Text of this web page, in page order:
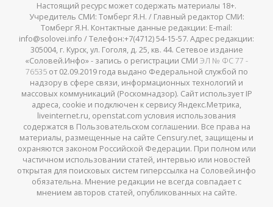
Настоящий ресурс может содержать материалы 18+.
Учредитель СМИ: Томберг Я.Н. / Главный редактор СМИ:
Томберг Я.Н. Контактные данные редакции: E-mail:
info@solovei.info / Телефон:+7(4712) 54-15-57. Адрес редакции:
305004, г. Курск, ул. Гоголя, д. 25, кв. 44. Сетевое издание
«Соловей.Инфо» - запись о регистрации СМИ ЭЛ № ФС 77 -
76535от 02.09.2019 года выдано Федеральной службой по
надзору в сфере связи, информационных технологий и
массовых коммуникаций (Роскомнадзор). Сайт использует IP
адреса, cookie и подключен к сервису Яндекс.Метрика,
liveinternet.ru, openstat.com условия использования
содержатся в Пользовательском соглашении. Все права на
материалы, размещенные на сайте Censury.net, защищены и
охраняются законом Российской Федерации. При полном или
частичном использовании статей, интервью или новостей
открытая для поисковых систем гиперссылка на Соловей.инфо
обязательна. Мнение редакции не всегда совпадает с
мнением авторов статей, опубликованных на сайте.